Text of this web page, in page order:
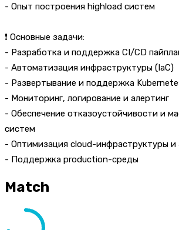
- Опыт построения highload систем
❗ Основные задачи:
- Разработка и поддержка CI/CD
- Автоматизация инфраструктуры (IaC)
- Развертывание и поддержка
- Мониторинг, логирование и алертинг
- Обеспечение отказоустойчивости и
систем
- Оптимизация cloud-инфраструктуры и
- Поддержка production-среды
Match